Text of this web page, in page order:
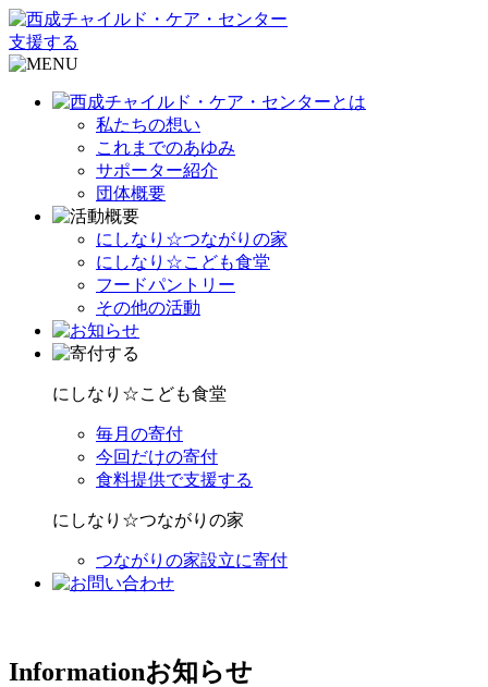
支援する
私たちの想い
これまでのあゆみ
サポーター紹介
団体概要
にしなり☆つながりの家
にしなり☆こども食堂
フードパントリー
その他の活動
にしなり☆こども食堂
毎月の寄付
今回だけの寄付
食料提供で支援する
にしなり☆つながりの家
つながりの家設立に寄付
Informationお知らせ